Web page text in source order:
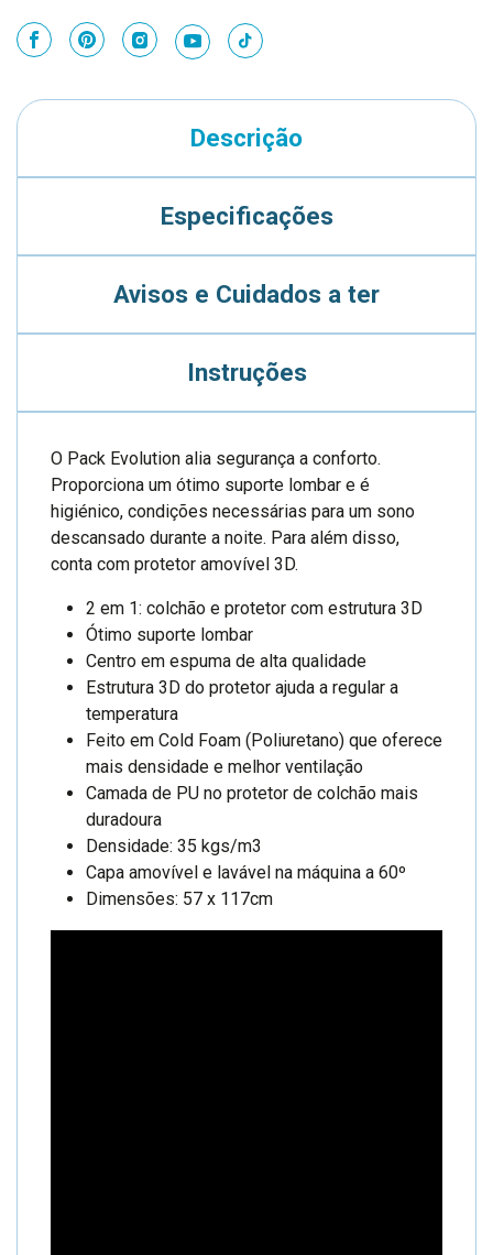
Descrição
Especificações
Avisos e Cuidados a ter
Instruções
O Pack Evolution alia segurança a conforto.
Proporciona um ótimo suporte lombar e é
higiénico, condições necessárias para um sono
descansado durante a noite. Para além disso,
conta com protetor amovível 3D.
2 em 1: colchão e protetor com estrutura 3D
Ótimo suporte lombar
Centro em espuma de alta qualidade
Estrutura 3D do protetor ajuda a regular a
temperatura
Feito em Cold Foam (Poliuretano) que oferece
mais densidade e melhor ventilação
Camada de PU no protetor de colchão mais
duradoura
Densidade: 35 kgs/m3
Capa amovível e lavável na máquina a 60º
Dimensões: 57 x 117cm